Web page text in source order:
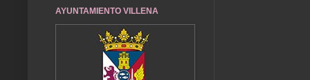
AYUNTAMIENTO VILLENA